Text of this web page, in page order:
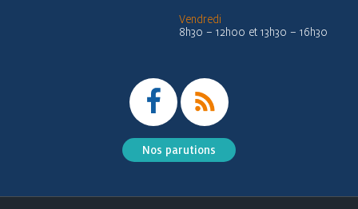
Vendredi
8h30 – 12h00 et 13h30 – 16h30
Nos parutions